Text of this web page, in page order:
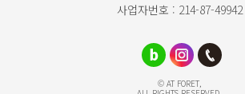
사업자번호 : 214-87-49942
© AT FORET,